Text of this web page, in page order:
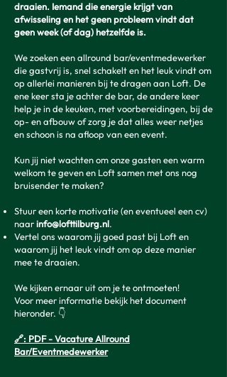
draaien. Iemand die energie krijgt van
afwisseling en het geen probleem vindt dat
geen week (of dag) hetzelfde is.
We zoeken een allround bar/eventmedewerker
die gastvrij is, snel schakelt en het leuk vindt om
op allerlei manieren bij te dragen aan Loft. De
ene keer sta je achter de bar, de andere keer
help je in de keuken, met voorbereidingen, bij de
op- en afbouw of zorg je dat alles weer netjes
en schoon is na afloop van een event.
Kun jij niet wachten om onze gasten een warm
welkom te geven en Loft samen met ons nog
bruisender te maken?
Stuur een korte motivatie (en eventueel een cv)
naarinfo@lofttilburg.nl.
Vertel ons waarom jij goed past bij Loft en
waarom jij het leuk vindt om op deze manier
mee te draaien.
We kijken ernaar uit om je te ontmoeten!
Voor meer informatie bekijk het document
hieronder. 👇
🔗: PDF - Vacature Allround
Bar/Eventmedewerker